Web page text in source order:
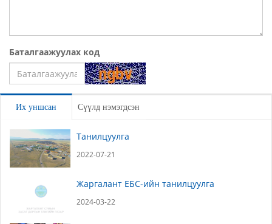
Баталгаажуулах код
Их уншсан Сүүлд нэмэгдсэн
Танилцуулга
2022-07-21
Жаргалант ЕБС-ийн танилцуулга
2024-03-22